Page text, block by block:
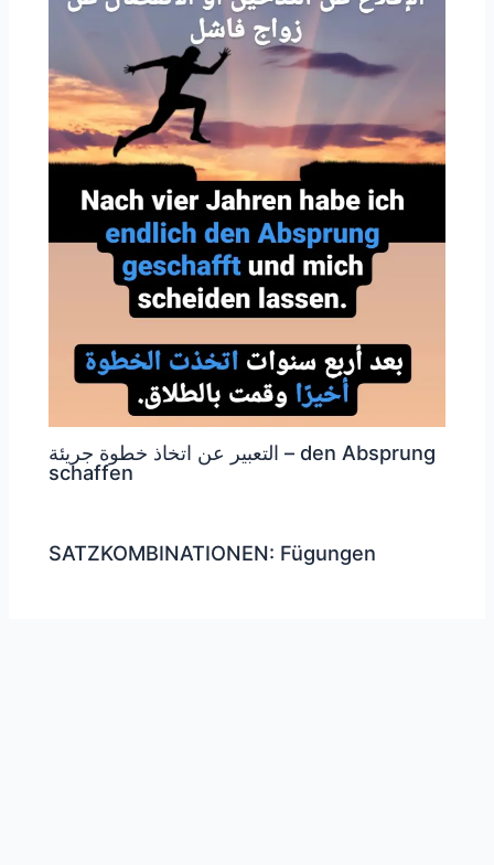
التعبير عن اتخاذ خطوة جريئة – den Absprung
schaffen
SATZKOMBINATIONEN: Fügungen